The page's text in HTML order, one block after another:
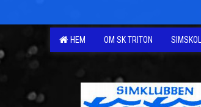
HEM OM SK TRITON